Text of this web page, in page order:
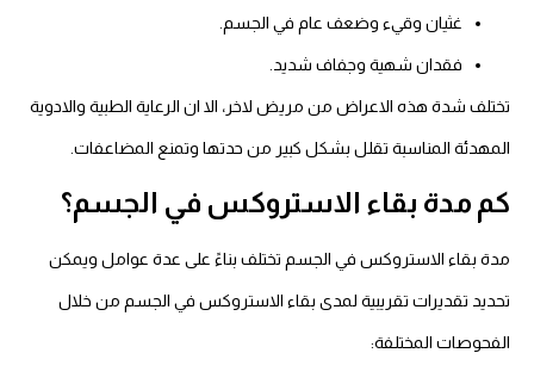
غثيان وقيء وضعف عام في الجسم.
فقدان شهية وجفاف شديد.
تختلف شدة هذه الاعراض من مريض لاخر، الا ان الرعاية الطبية والادوية
المهدئة المناسبة تقلل بشكل كبير من حدتها وتمنع المضاعفات.
كم مدة بقاء الاستروكس في الجسم؟
مدة بقاء الاستروكس في الجسم تختلف بناءً على عدة عوامل ويمكن
تحديد تقديرات تقريبية لمدى بقاء الاستروكس في الجسم من خلال
الفحوصات المختلفة: